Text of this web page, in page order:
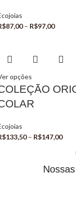
87,00 – R$97,00
opções
133,50 – R$147,00